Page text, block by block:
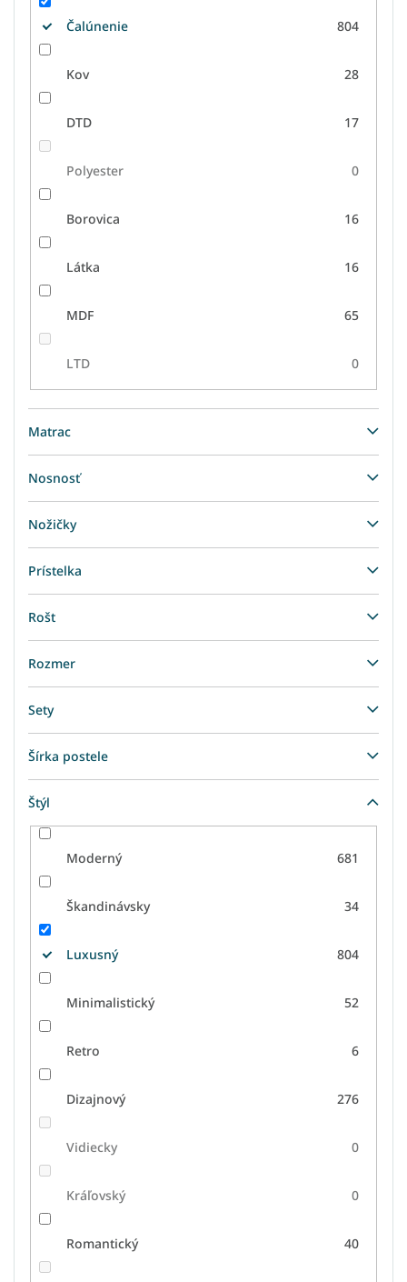
Čalúnenie 804
Kov 28
DTD 17
Polyester 0
Borovica 16
Látka 16
MDF 65
LTD 0
Matrac
Nosnosť
Nožičky
Prístelka
Rošt
Rozmer
Sety
Šírka postele
Štýl
Moderný 681
Škandinávsky 34
Luxusný 804
Minimalistický 52
Retro 6
Dizajnový 276
Vidiecky 0
Kráľovský 0
Romantický 40